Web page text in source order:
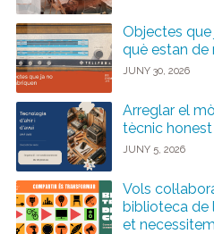
Objectes que
què estan de
JUNY 30, 2026
Arreglar el
tècnic
JUNY 5, 2026
Vols
biblioteca de
et